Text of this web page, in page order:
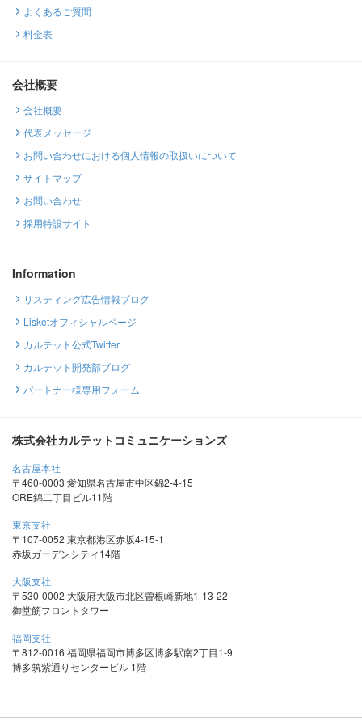
よくあるご質問
料金表
会社概要
会社概要
代表メッセージ
お問い合わせにおける個人情報の取扱いについて
サイトマップ
お問い合わせ
採用特設サイト
Information
リスティング広告情報ブログ
Lisketオフィシャルページ
カルテット公式Twitter
カルテット開発部ブログ
パートナー様専用フォーム
株式会社カルテットコミュニケーションズ
名古屋本社
〒460-0003 愛知県名古屋市中区錦2-4-15
ORE錦二丁目ビル11階
東京支社
〒107-0052 東京都港区赤坂4-15-1
赤坂ガーデンシティ14階
大阪支社
〒530-0002 大阪府大阪市北区曽根崎新地1-13-22
御堂筋フロントタワー
福岡支社
〒812-0016 福岡県福岡市博多区博多駅南2丁目1-9
博多筑紫通りセンタービル 1階